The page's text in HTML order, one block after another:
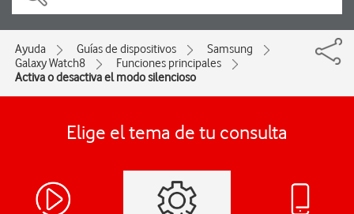
Ayuda Guías de dispositivos
Samsung
Galaxy Watch8
Funciones principales
Activa o desactiva el modo silencioso
Elige el tema de tu consulta